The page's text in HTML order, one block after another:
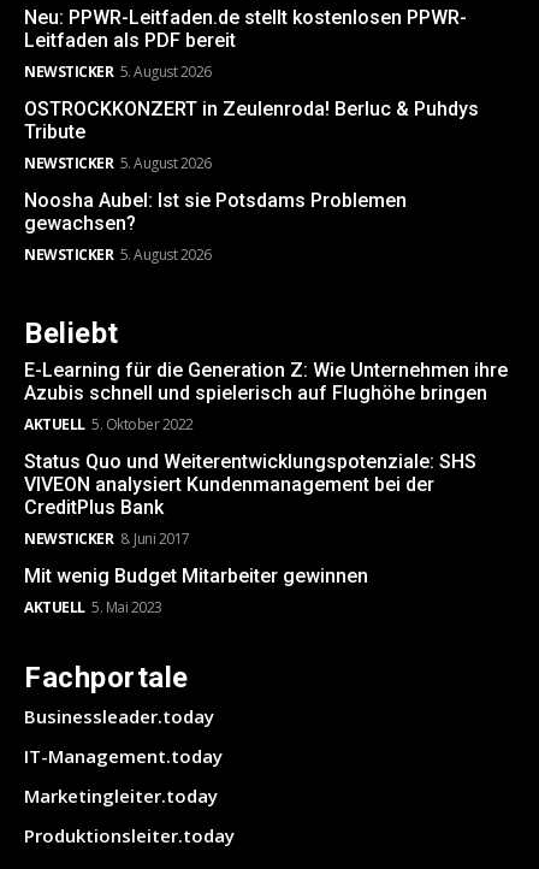
Neu: PPWR-Leitfaden.de stellt kostenlosen PPWR-
Leitfaden als PDF bereit
NEWSTICKER 5. August 2026
OSTROCKKONZERT in Zeulenroda! Berluc & Puhdys
Tribute
NEWSTICKER 5. August 2026
Noosha Aubel: Ist sie Potsdams Problemen
gewachsen?
NEWSTICKER 5. August 2026
Beliebt
E-Learning für die Generation Z: Wie Unternehmen ihre
Azubis schnell und spielerisch auf Flughöhe bringen
AKTUELL 5. Oktober 2022
Status Quo und Weiterentwicklungspotenziale: SHS
VIVEON analysiert Kundenmanagement bei der
CreditPlus Bank
NEWSTICKER 8. Juni 2017
Mit wenig Budget Mitarbeiter gewinnen
AKTUELL 5. Mai 2023
Fachportale
Businessleader.today
IT-Management.today
Marketingleiter.today
Produktionsleiter.today